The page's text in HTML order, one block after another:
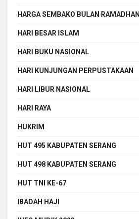
HARGA SEMBAKO BULAN RAMADHAN
HARI BESAR ISLAM
HARI BUKU NASIONAL
HARI KUNJUNGAN PERPUSTAKAAN
HARI LIBUR NASIONAL
HARI RAYA
HUKRIM
HUT 495 KABUPATEN SERANG
HUT 498 KABUPATEN SERANG
HUT TNI KE-67
IBADAH HAJI